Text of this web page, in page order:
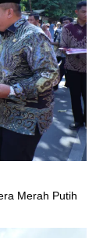
Merah Putih